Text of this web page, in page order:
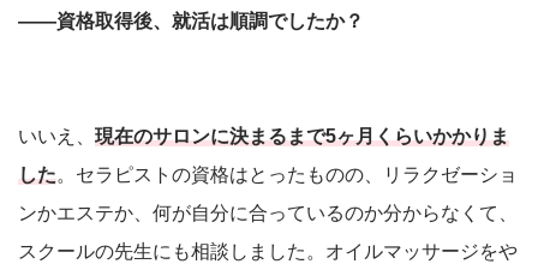
――資格取得後、就活は順調でしたか？
いいえ、 現在のサロンに決まるまで5ヶ月くらいかかりま
した。セラピストの資格はとったものの、リラクゼーショ
ンかエステか、何が自分に合っているのか分からなくて、
スクールの先生にも相談しました。オイルマッサージをや